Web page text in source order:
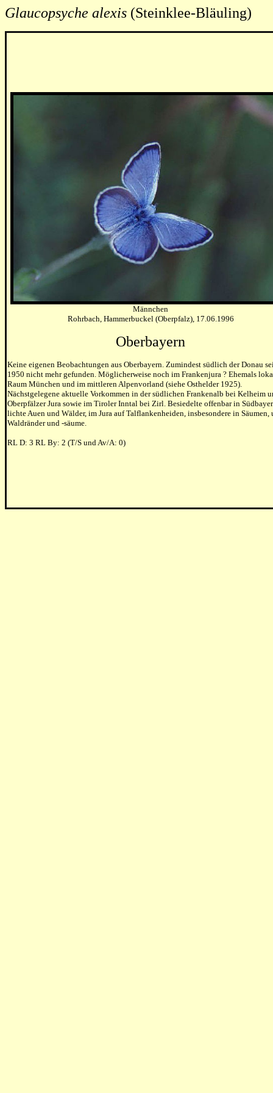
Glaucopsyche alexis (Steinklee-Bläuling)
Männchen
Rohrbach, Hammerbuckel (Oberpfalz), 17.06.1996
Oberbayern
Keine eigenen Beobachtungen aus Oberbayern. Zumindest südlich der Donau
1950 nicht mehr gefunden. Möglicherweise noch im Frankenjura ? Ehemals
Raum München und im mittleren Alpenvorland (siehe Osthelder 1925).
Nächstgelegene aktuelle Vorkommen in der südlichen Frankenalb bei Kelheim
Oberpfälzer Jura sowie im Tiroler Inntal bei Zirl. Besiedelte offenbar in
lichte Auen und Wälder, im Jura auf Talflankenheiden, insbesondere in Säumen,
Waldränder und -säume.
RL D: 3 RL By: 2 (T/S und Av/A: 0)